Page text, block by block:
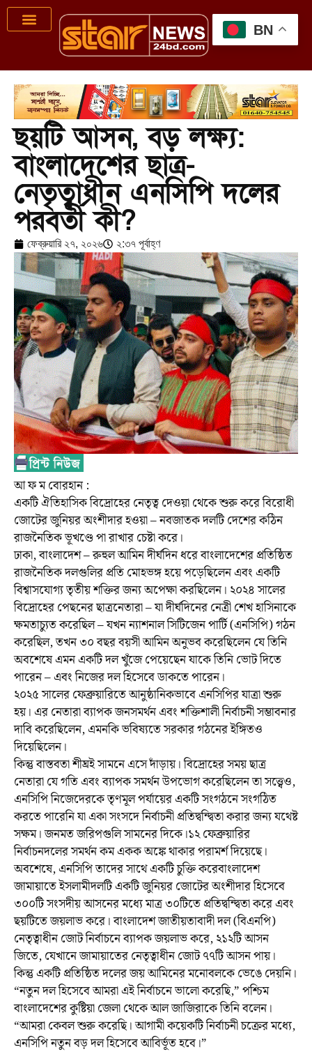
ছয়টি আসন, বড় লক্ষ্য:
বাংলাদেশের ছাত্র-
নেতৃত্বাধীন এনসিপি দলের
পরবর্তী কী?
ফেব্রুয়ারি ২৭, ২০২৬ ২:৩৭ পূর্বাহ্ণ
আ ফ ম বোরহান :
একটি ঐতিহাসিক বিদ্রোহের নেতৃত্ব দেওয়া থেকে শুরু করে বিরোধী
জোটের জুনিয়র অংশীদার হওয়া – নবজাতক দলটি দেশের কঠিন
রাজনৈতিক ভূখণ্ডে পা রাখার চেষ্টা করে।
ঢাকা, বাংলাদেশ – রুহুল আমিন দীর্ঘদিন ধরে বাংলাদেশের প্রতিষ্ঠিত
রাজনৈতিক দলগুলির প্রতি মোহভঙ্গ হয়ে পড়েছিলেন এবং একটি
বিশ্বাসযোগ্য তৃতীয় শক্তির জন্য অপেক্ষা করছিলেন। ২০২৪ সালের
বিদ্রোহের পেছনের ছাত্রনেতারা – যা দীর্ঘদিনের নেত্রী শেখ হাসিনাকে
ক্ষমতাচ্যুত করেছিল – যখন ন্যাশনাল সিটিজেন পার্টি (এনসিপি) গঠন
করেছিল, তখন ৩০ বছর বয়সী আমিন অনুভব করেছিলেন যে তিনি
অবশেষে এমন একটি দল খুঁজে পেয়েছেন যাকে তিনি ভোট দিতে
পারেন – এবং নিজের দল হিসেবে ডাকতে পারেন।
২০২৫ সালের ফেব্রুয়ারিতে আনুষ্ঠানিকভাবে এনসিপির যাত্রা শুরু
হয়। এর নেতারা ব্যাপক জনসমর্থন এবং শক্তিশালী নির্বাচনী সম্ভাবনার
দাবি করেছিলেন, এমনকি ভবিষ্যতে সরকার গঠনের ইঙ্গিতও
দিয়েছিলেন।
কিন্তু বাস্তবতা শীঘ্রই সামনে এসে দাঁড়ায়। বিদ্রোহের সময় ছাত্র
নেতারা যে গতি এবং ব্যাপক সমর্থন উপভোগ করেছিলেন তা সত্ত্বেও,
এনসিপি নিজেদেরকে তৃণমূল পর্যায়ের একটি সংগঠনে সংগঠিত
করতে পারেনি যা একা সংসদে নির্বাচনী প্রতিদ্বন্দ্বিতা করার জন্য যথেষ্ট
সক্ষম। জনমত জরিপগুলি সামনের দিকে।১২ ফেব্রুয়ারির
নির্বাচনদলের সমর্থন কম একক অঙ্কে থাকার পরামর্শ দিয়েছে।
অবশেষে, এনসিপি তাদের সাথে একটি চুক্তি করেবাংলাদেশ
জামায়াতে ইসলামীদলটি একটি জুনিয়র জোটের অংশীদার হিসেবে
৩০০টি সংসদীয় আসনের মধ্যে মাত্র ৩০টিতে প্রতিদ্বন্দ্বিতা করে এবং
ছয়টিতে জয়লাভ করে। বাংলাদেশ জাতীয়তাবাদী দল (বিএনপি)
নেতৃত্বাধীন জোট নির্বাচনে ব্যাপক জয়লাভ করে, ২১২টি আসন
জিতে, যেখানে জামায়াতের নেতৃত্বাধীন জোট ৭৭টি আসন পায়।
কিন্তু একটি প্রতিষ্ঠিত দলের জয় আমিনের মনোবলকে ভেঙে দেয়নি।
“নতুন দল হিসেবে আমরা এই নির্বাচনে ভালো করেছি,” পশ্চিম
বাংলাদেশের কুষ্টিয়া জেলা থেকে আল জাজিরাকে তিনি বলেন।
“আমরা কেবল শুরু করেছি। আগামী কয়েকটি নির্বাচনী চক্রের মধ্যে,
এনসিপি নতুন বড় দল হিসেবে আবির্ভূত হবে।”
BN